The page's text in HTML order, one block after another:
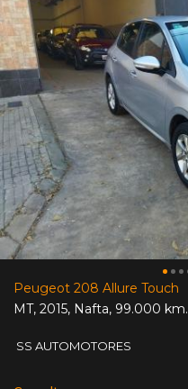
Peugeot 208 Allure Touch
MT, 2015, Nafta, 99.000 km.
SS AUTOMOTORES